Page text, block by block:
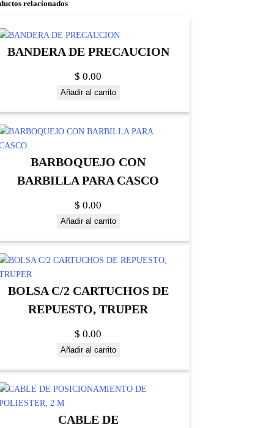
relacionados
BANDERA DE PRECAUCION
$ 0.00
Añadir al carrito
BARBOQUEJO CON
BARBILLA PARA CASCO
$ 0.00
Añadir al carrito
BOLSA C/2 CARTUCHOS DE
REPUESTO, TRUPER
$ 0.00
Añadir al carrito
CABLE DE